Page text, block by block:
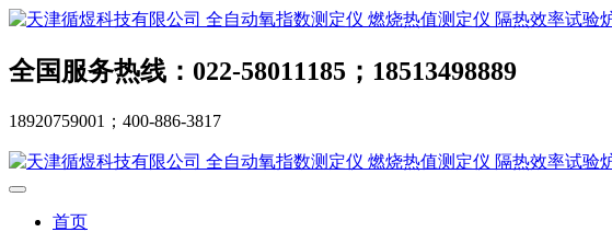
全国服务热线：022-58011185；18513498889
18920759001；400-886-3817
首页